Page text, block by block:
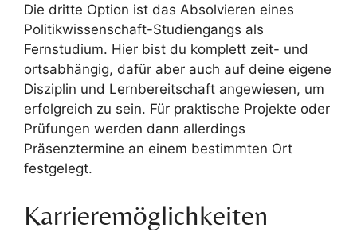
Die dritte Option ist das Absolvieren eines
Politikwissenschaft-Studiengangs als
Fernstudium. Hier bist du komplett zeit- und
ortsabhängig, dafür aber auch auf deine eigene
Disziplin und Lernbereitschaft angewiesen, um
erfolgreich zu sein. Für praktische Projekte oder
Prüfungen werden dann allerdings
Präsenztermine an einem bestimmten Ort
festgelegt.
Karrieremöglichkeiten